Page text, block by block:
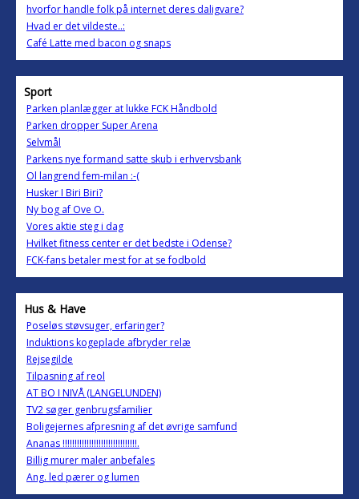
hvorfor handle folk på internet deres daligvare?
Hvad er det vildeste..:
Café Latte med bacon og snaps
Sport
Parken planlægger at lukke FCK Håndbold
Parken dropper Super Arena
Selvmål
Parkens nye formand satte skub i erhvervsbank
Ol langrend fem-milan :-(
Husker I Biri Biri?
Ny bog af Ove O.
Vores aktie steg i dag
Hvilket fitness center er det bedste i Odense?
FCK-fans betaler mest for at se fodbold
Hus & Have
Poseløs støvsuger, erfaringer?
Induktions kogeplade afbryder relæ
Rejsegilde
Tilpasning af reol
AT BO I NIVÅ (LANGELUNDEN)
TV2 søger genbrugsfamilier
Boligejernes afpresning af det øvrige samfund
Ananas !!!!!!!!!!!!!!!!!!!!!!!!!!!!!!!.
Billig murer maler anbefales
Ang. led pærer og lumen